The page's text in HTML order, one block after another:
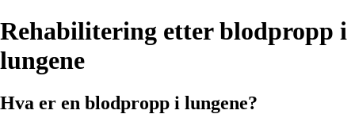
Rehabilitering etter blodpropp i
lungene
Hva er en blodpropp i lungene?